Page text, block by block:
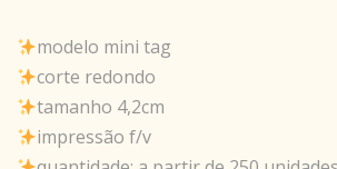
modelo mini tag
corte redondo
tamanho 4,2cm
impressão f/v